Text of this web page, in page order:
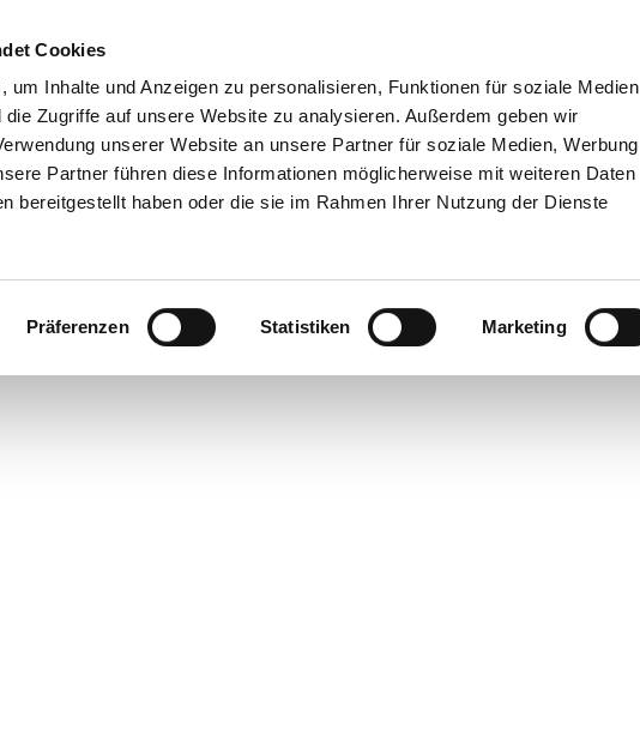
Cookies
um Inhalte und Anzeigen zu personalisieren, Funktionen für soziale Medien
Zugriffe auf unsere Website zu analysieren. Außerdem geben wir
unserer Website an unsere Partner für soziale Medien, Werbung
Partner führen diese Informationen möglicherweise mit weiteren Daten
bereitgestellt haben oder die sie im Rahmen Ihrer Nutzung der Dienste
Präferenzen Statistiken Marketing